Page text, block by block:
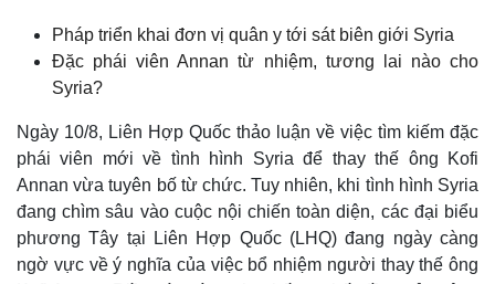
Pháp triển khai đơn vị quân y tới sát biên giới Syria
Đặc phái viên Annan từ nhiệm, tương lai nào cho
Syria?
Ngày 10/8, Liên Hợp Quốc thảo luận về việc tìm kiếm đặc
phái viên mới về tình hình Syria để thay thế ông Kofi
Annan vừa tuyên bố từ chức. Tuy nhiên, khi tình hình Syria
đang chìm sâu vào cuộc nội chiến toàn diện, các đại biểu
phương Tây tại Liên Hợp Quốc (LHQ) đang ngày càng
ngờ vực về ý nghĩa của việc bổ nhiệm người thay thế ông